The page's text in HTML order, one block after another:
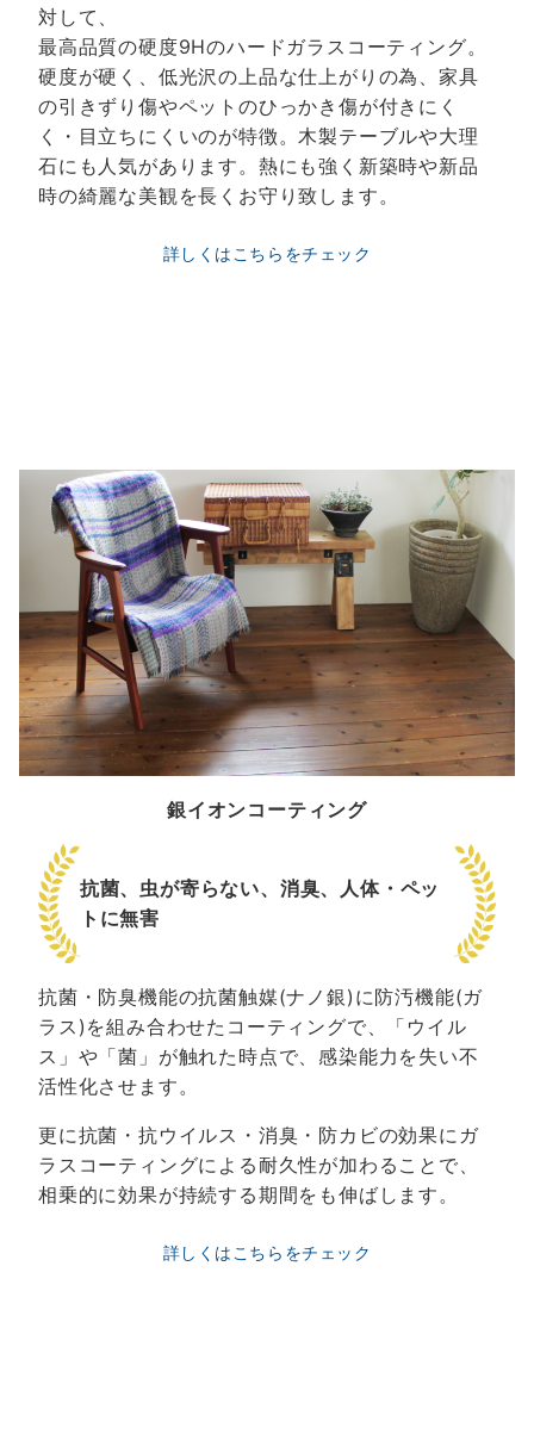
対して、
最高品質の硬度9Hのハードガラスコーティング。
硬度が硬く、低光沢の上品な仕上がりの為、家具
の引きずり傷やペットのひっかき傷が付きにく
く・目立ちにくいのが特徴。木製テーブルや大理
石にも人気があります。熱にも強く新築時や新品
時の綺麗な美観を長くお守り致します。
詳しくはこちらをチェック
銀イオンコーティング
抗菌、虫が寄らない、消臭、人体・ペッ
トに無害
抗菌・防臭機能の抗菌触媒(ナノ銀)に防汚機能(ガ
ラス)を組み合わせたコーティングで、「ウイル
ス」や「菌」が触れた時点で、感染能力を失い不
活性化させます。
更に抗菌・抗ウイルス・消臭・防カビの効果にガ
ラスコーティングによる耐久性が加わることで、
相乗的に効果が持続する期間をも伸ばします。
詳しくはこちらをチェック